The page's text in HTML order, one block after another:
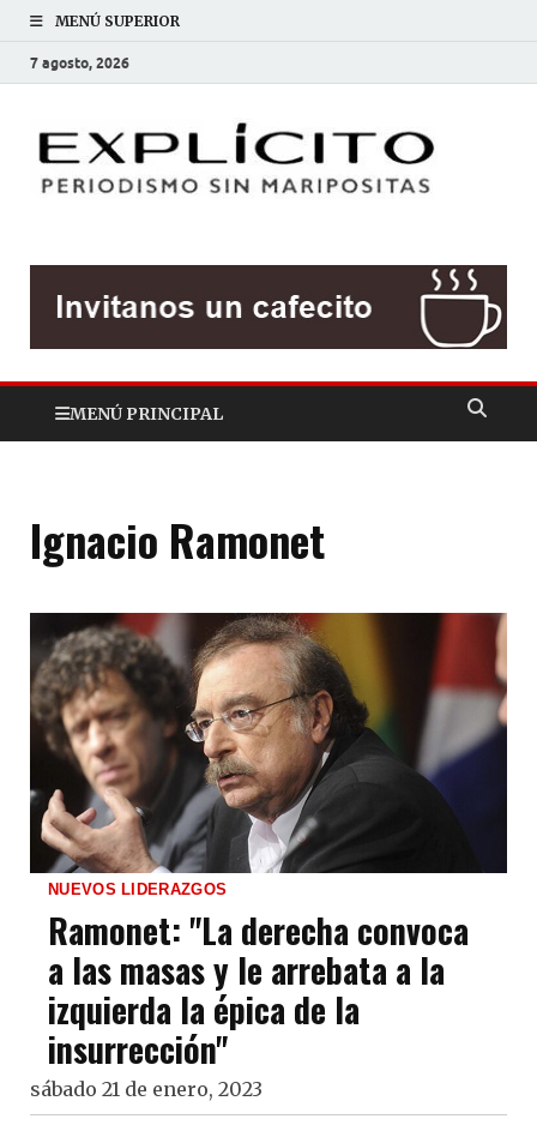
MENÚ SUPERIOR
7 agosto, 2026
MENÚ PRINCIPAL
Ignacio Ramonet
NUEVOS LIDERAZGOS
Ramonet: "La derecha convoca
a las masas y le arrebata a la
izquierda la épica de la
insurrección"
sábado 21 de enero, 2023